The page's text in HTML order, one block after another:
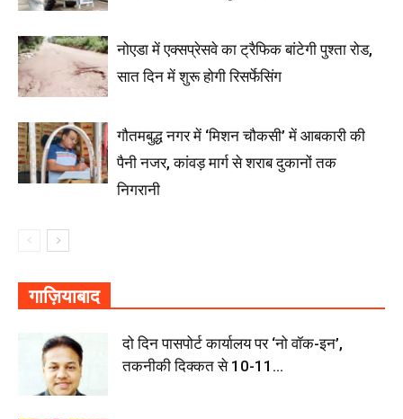
नोएडा में एक्सप्रेसवे का ट्रैफिक बांटेगी पुश्ता रोड,
सात दिन में शुरू होगी रिसर्फेसिंग
गौतमबुद्ध नगर में ‘मिशन चौकसी’ में आबकारी की
पैनी नजर, कांवड़ मार्ग से शराब दुकानों तक
निगरानी
गाज़ियाबाद
दो दिन पासपोर्ट कार्यालय पर ‘नो वॉक-इन’,
तकनीकी दिक्कत से 10-11...